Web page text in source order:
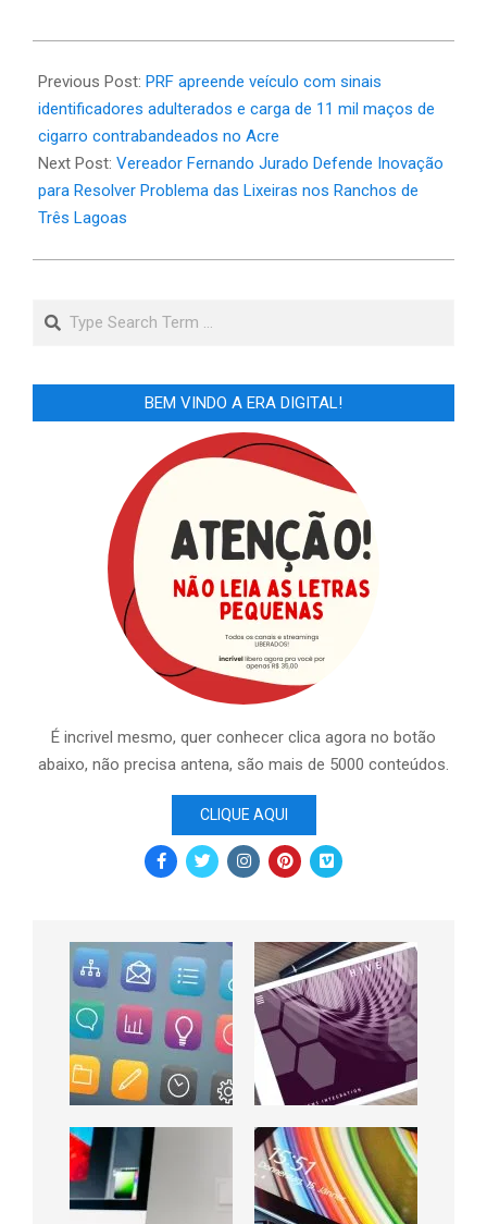
05-
28
Previous Post: PRF apreende veículo com sinais
identificadores adulterados e carga de 11 mil maços de
cigarro contrabandeados no Acre
Next Post: Vereador Fernando Jurado Defende Inovação
para Resolver Problema das Lixeiras nos Ranchos de
Três Lagoas
Search
BEM VINDO A ERA DIGITAL!
É incrivel mesmo, quer conhecer clica agora no botão
abaixo, não precisa antena, são mais de 5000 conteúdos.
CLIQUE AQUI